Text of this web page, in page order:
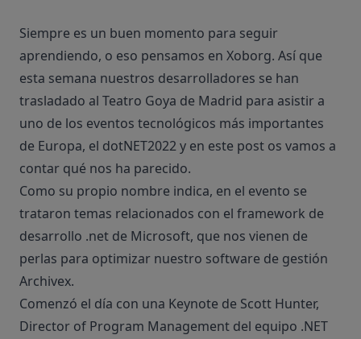
Siempre es un buen momento para seguir
aprendiendo, o eso pensamos en Xoborg. Así que
esta semana nuestros desarrolladores se han
trasladado al Teatro Goya de Madrid para asistir a
uno de los eventos tecnológicos más importantes
de Europa, el dotNET2022y en este post os vamos a
contar qué nos ha parecido.
Como su propio nombre indica, en el evento se
trataron temas relacionados con el framework de
desarrollo .net de Microsoft, que nos vienen de
perlas para optimizar nuestro software de gestión
Archivex.
Comenzó el día con una Keynote de Scott Hunter,
Director of Program Management del equipo .NET